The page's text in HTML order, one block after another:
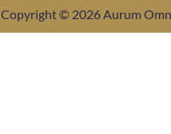
Copyright © 2026 Aurum